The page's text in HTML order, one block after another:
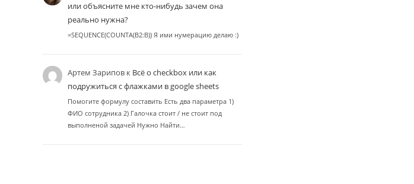
или объясните мне кто-нибудь зачем она
реально нужна?
=SEQUENCE(COUNTA(B2:B)) Я ими нумерацию делаю :)
Артем Зарипов к Всё о checkbox или как
подружиться с флажками в google sheets
Помогите формулу составить Есть два параметра 1)
ФИО сотрудника 2) Галочка стоит / не стоит под
выполненой задачей Нужно Найти…